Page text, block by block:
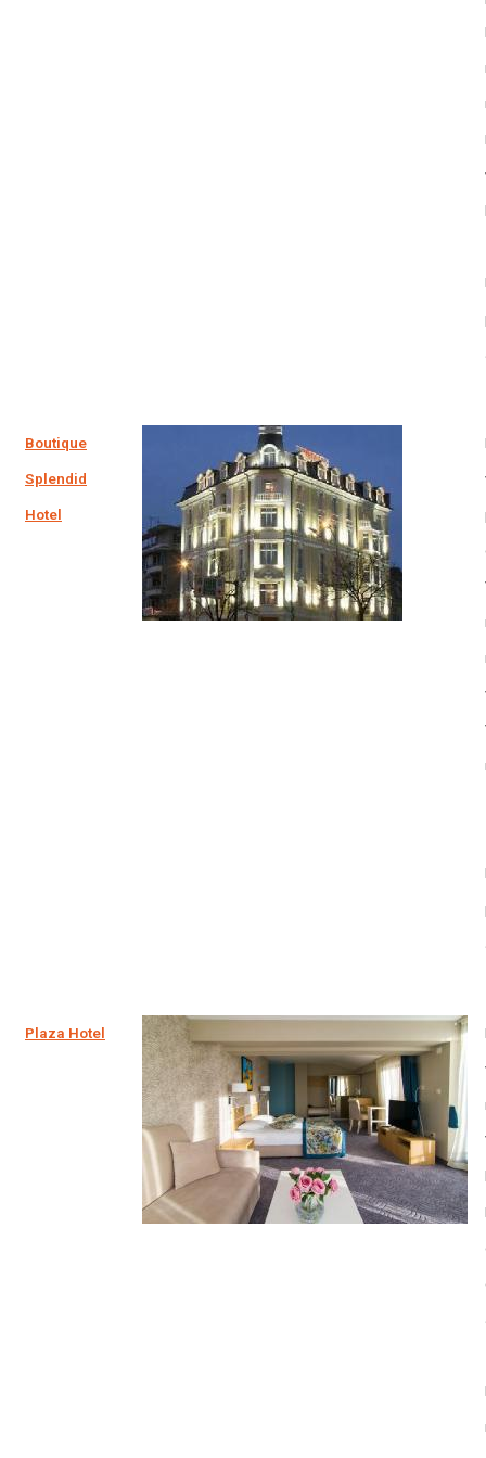
Boutique
Splendid
Hotel
Plaza Hotel